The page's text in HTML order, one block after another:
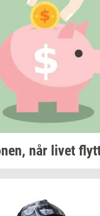
når livet